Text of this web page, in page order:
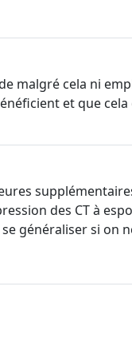
malgré cela ni
et que
des CT à
généraliser si on